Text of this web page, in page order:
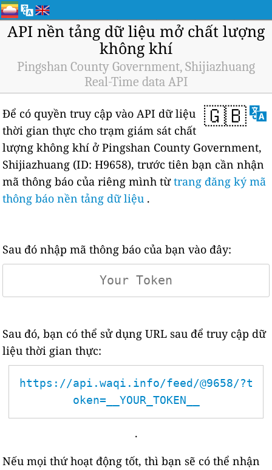
API nền tảng dữ liệu mở chất lượng
không khí
Pingshan County Government, Shijiazhuang
Real-Time data API
🇬🇧
Để có quyền truy cập vào API dữ liệu
thời gian thực cho trạm giám sát chất
lượng không khí ở Pingshan County Government,
Shijiazhuang (ID: H9658), trước tiên bạn cần nhận
mã thông báo của riêng mình từtrang đăng ký mã
thông báo nền tảng dữ liệu .
Sau đó nhập mã thông báo của bạn vào đây:
Sau đó, bạn có thể sử dụng URL sau để truy cập dữ
liệu thời gian thực:
https://api.waqi.info/feed/@9658/?t
oken=__YOUR_TOKEN__
.
Nếu mọi thứ hoạt động tốt, thì bạn sẽ có thể nhận